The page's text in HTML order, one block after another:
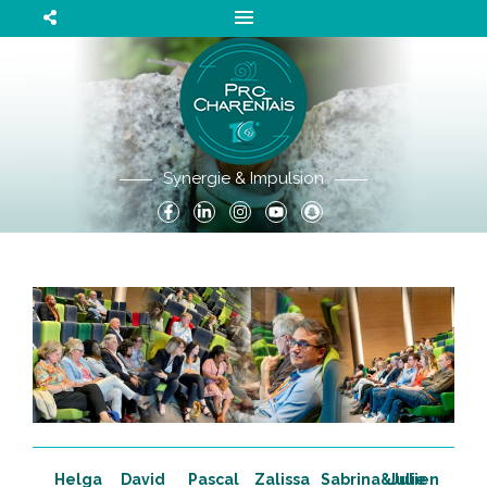
Synergie & Impulsion
Helga
David
Pascal
Zalissa
Sabrina&Julien
Julie